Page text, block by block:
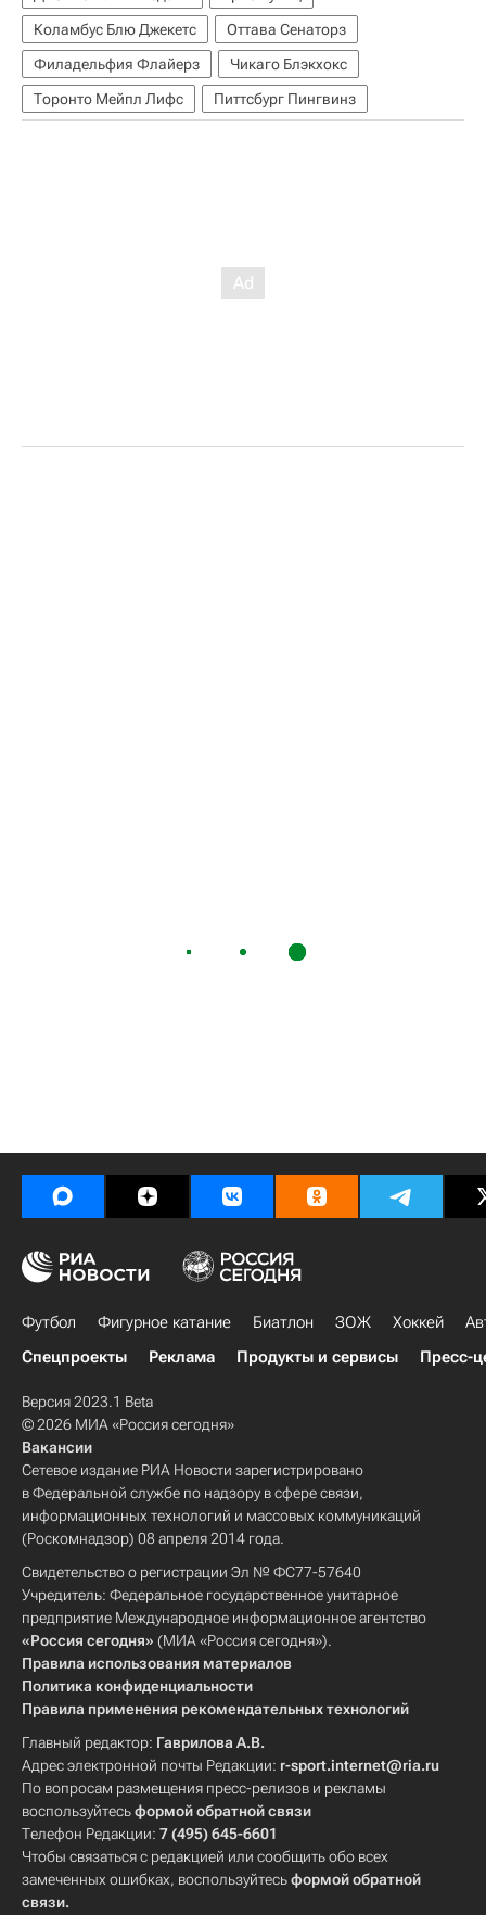
Коламбус Блю Джекетс
Оттава Сенаторз
Филадельфия Флайерз
Чикаго Блэкхокс
Торонто Мейпл Лифс
Питтсбург Пингвинз
Футбол Фигурное катание Биатлон ЗОЖ Хоккей
Спецпроекты
Реклама Продукты и сервисы Пресс-
Версия 2023.1 Beta
© 2026 МИА «Россия сегодня»
Вакансии
Сетевое издание РИА Новости зарегистрировано
в Федеральной службе по надзору в сфере связи,
информационных технологий и массовых коммуникаций
(Роскомнадзор) 08 апреля 2014 года.
Свидетельство о регистрации Эл № ФС77-57640
Учредитель: Федеральное государственное унитарное
предприятие Международное информационное агентство
«Россия сегодня» (МИА «Россия сегодня»).
Правила использования материалов
Политика конфиденциальности
Правила применения рекомендательных технологий
Главный редактор: Гаврилова А.В.
Адрес электронной почты Редакции: r-sport.internet@ria.ru
По вопросам размещения пресс-релизов и рекламы
воспользуйтесьформой обратной связи
Телефон Редакции: 7 (495) 645-6601
Чтобы связаться с редакцией или сообщить обо всех
замеченных ошибках, воспользуйтесьформой обратной
связи.